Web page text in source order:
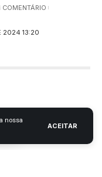
nossa
ACEITAR
2024 13:20